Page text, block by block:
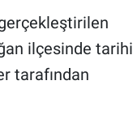
ilçesinde tarihi
tarafından